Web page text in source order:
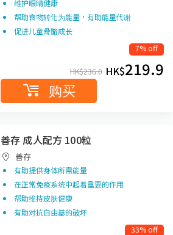
维护眼睛健康
帮助食物转化为能量，有助能量代谢
促进儿童骨骼成长
7% off
HK$236.0 HK$219.9
购买
善存 成人配方 100粒
善存
有助提供身体所需能量
在正常免疫系统中起着重要的作用
帮助维持皮肤健康
有助对抗自由基的破坏
33% off